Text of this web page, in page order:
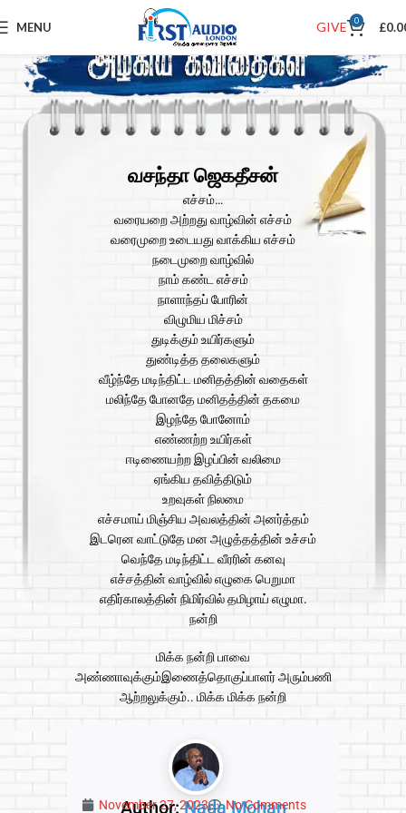
MENU GIVE 0 £
வசந்தா ஜெகதீசன்
எச்சம்…
வரையறை அற்றது வாழ்வின் எச்சம்
வரைமுறை உடையது வாக்கிய எச்சம்
நடைமுறை வாழ்வில்
நாம் கண்ட எச்சம்
நாளாந்தப் போரின்
விழுமிய மிச்சம்
துடிக்கும் உயிர்களும்
துண்டித்த தலைகளும்
வீழ்ந்தே மடிந்திட்ட மனிதத்தின் வதைகள்
மலிந்தே போனதே மனிதத்தின் தகமை
இழந்தே போனோம்
எண்ணற்ற உயிர்கள்
ஈடிணையற்ற இழப்பின் வலிமை
ஏங்கிய தவித்திடும்
உறவுகள் நிலமை
எச்சமாய் மிஞ்சிய அவலத்தின் அனர்த்தம்
இடரென வாட்டுதே மன அழுத்தத்தின் உச்சம்
வெந்தே மடிந்திட்ட வீரரின் கனவு
எச்சத்தின் வாழ்வில் எழுகை பெறுமா
எதிர்காலத்தின் நிமிர்வில் தமிழாய் எழுமா.
நன்றி
மிக்க நன்றி பாவை
அண்ணாவுக்கும்இணைத்தொகுப்பாளர் அரும்பணி
ஆற்றலுக்கும்.. மிக்க மிக்க நன்றி
Author:Nada Mohan
November 27, 2023 No Comments